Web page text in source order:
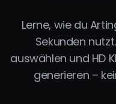
Lerne, wie du
Sekunden
auswählen und HD
generieren –